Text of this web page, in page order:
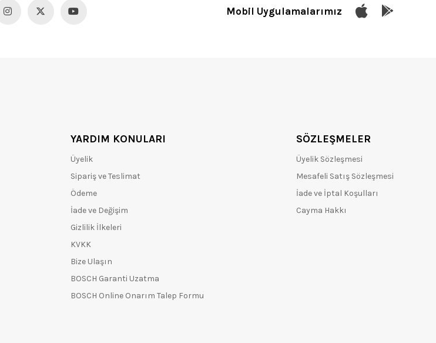
Mobil Uygulamalarımız
YARDIM KONULARI
Üyelik
Sipariş ve Teslimat
Ödeme
İade ve Değişim
Gizlilik İlkeleri
KVKK
Bize Ulaşın
BOSCH Garanti Uzatma
BOSCH Online Onarım Talep Formu
SÖZLEŞMELER
Üyelik Sözleşmesi
Mesafeli Satış Sözleşmesi
İade ve İptal Koşulları
Cayma Hakkı